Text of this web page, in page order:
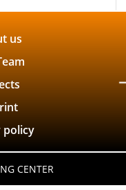
us
policy
CENTER